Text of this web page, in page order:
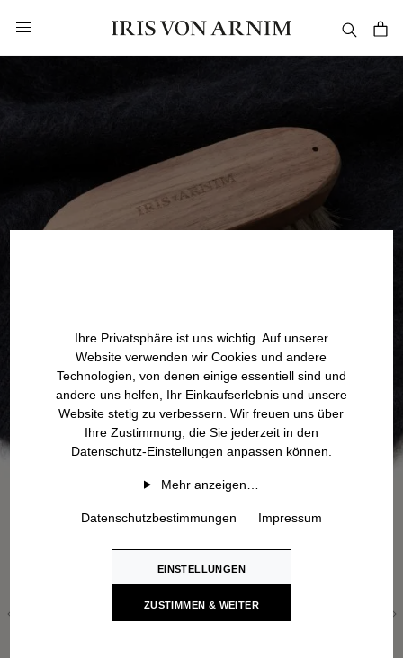
Ihre Privatsphäre ist uns wichtig. Auf unserer
Website verwenden wir Cookies und andere
Technologien, von denen einige essentiell sind und
andere uns helfen, Ihr Einkaufserlebnis und unsere
Website stetig zu verbessern. Wir freuen uns über
Ihre Zustimmung, die Sie jederzeit in den
Datenschutz-Einstellungen anpassen können.
Mehr anzeigen…
Datenschutzbestimmungen Impressum
EINSTELLUNGEN
ZUSTIMMEN & WEITER